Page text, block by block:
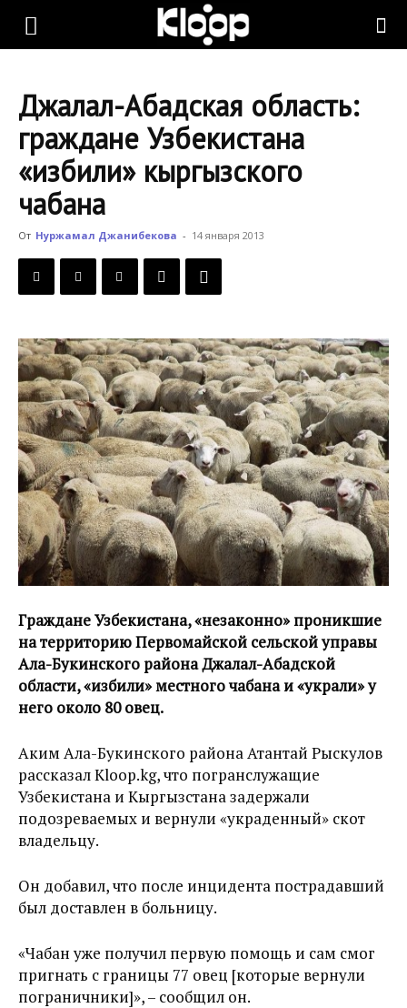
KLOOP.KG
Новости
Кыргызстана
Джалал-Абадская область:
граждане Узбекистана
«избили» кыргызского
чабана
От Нуржамал Джанибекова - 14 января 2013
Граждане Узбекистана, «незаконно» проникшие
на территорию Первомайской сельской управы
Ала-Букинского района Джалал-Абадской
области, «избили» местного чабана и «украли» у
него около 80 овец.
Аким Ала-Букинского района Атантай Рыскулов
рассказал Kloop.kg, что погранслужащие
Узбекистана и Кыргызстана задержали
подозреваемых и вернули «украденный» скот
владельцу.
Он добавил, что после инцидента пострадавший
был доставлен в больницу.
«Чабан уже получил первую помощь и сам смог
пригнать с границы 77 овец [которые вернули
пограничники]», – сообщил он.